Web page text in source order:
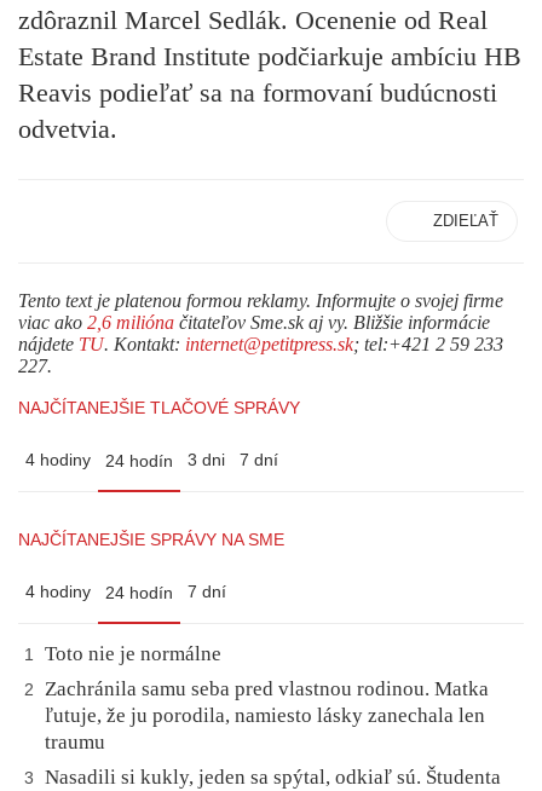
zdôraznil Marcel Sedlák. Ocenenie od Real
Estate Brand Institute podčiarkuje ambíciu HB
Reavis podieľať sa na formovaní budúcnosti
odvetvia.
ZDIEĽAŤ
Tento text je platenou formou reklamy. Informujte o svojej firme
viac ako 2,6 milióna čitateľov Sme.sk aj vy. Bližšie informácie
nájdete TU. Kontakt: internet@petitpress.sk; tel:+421 2 59 233
227.
NAJČÍTANEJŠIE TLAČOVÉ SPRÁVY
4 hodiny 24 hodín 3 dni 7 dní
NAJČÍTANEJŠIE SPRÁVY NA SME
4 hodiny 24 hodín 7 dní
1 Toto nie je normálne
2
Zachránila samu seba pred vlastnou rodinou. Matka
ľutuje, že ju porodila, namiesto lásky zanechala len
traumu
3
Nasadili si kukly, jeden sa spýtal, odkiaľ sú. Študenta